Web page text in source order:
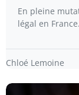
En pleine
légal en
Chloé Lemoine